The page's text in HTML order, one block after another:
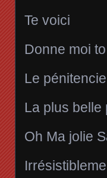
Te voici
Donne moi
Le
La plus belle
Oh Ma jolie